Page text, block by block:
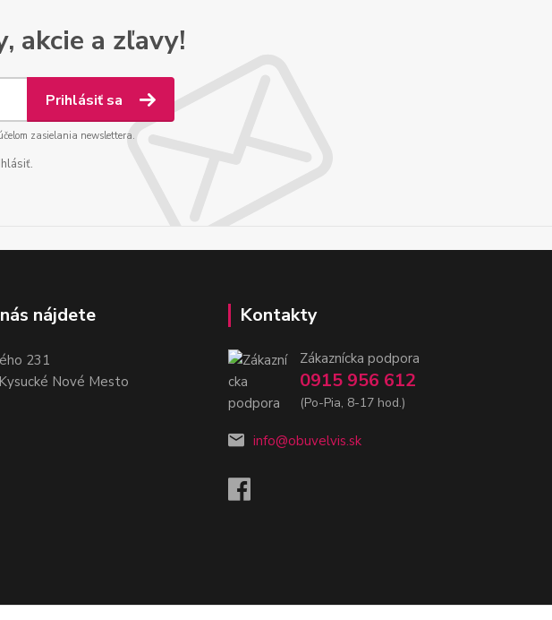
akcie a zľavy!
Prihlásiť sa
zasielania newslettera.
nájdete
231
Nové Mesto
Kontakty
Zákaznícka podpora
0915 956 612
(Po-Pia, 8-17 hod.)
info@obuvelvis.sk